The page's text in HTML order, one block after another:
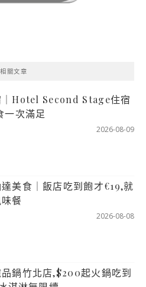
相關文章
｜Hotel Second Stage住宿
一次滿足
2026-08-09
美食｜飯店吃到飽才€19,就
餐
2026-08-08
鍋竹北店,$200起火鍋吃到